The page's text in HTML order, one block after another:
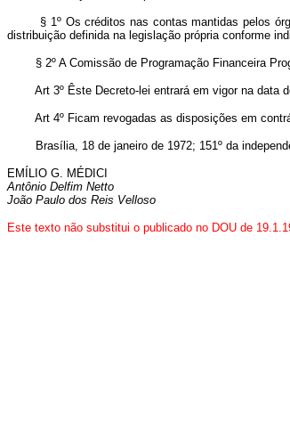
§ 1º Os créditos nas contas mantidas pelos
distribuição definida na legislação própria conforme
§ 2º A Comissão de Programação Financeira
Art 3º Êste Decreto-lei entrará em vigor na data
Art 4º Ficam revogadas as disposições em
Brasília, 18 de janeiro de 1972; 151º da
EMÍLIO G. MÉDICI
Antônio Delfim Netto
João Paulo dos Reis Velloso
Este texto não substitui o publicado no DOU de